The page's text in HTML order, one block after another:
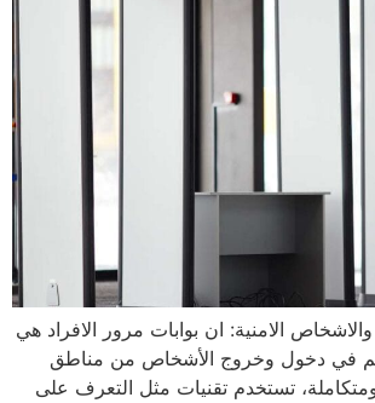
والاشخاص الامنية: ان بوابات مرور الافراد هي
في دخول وخروج الأشخاص من مناطق
تستخدم تقنيات مثل التعرف على